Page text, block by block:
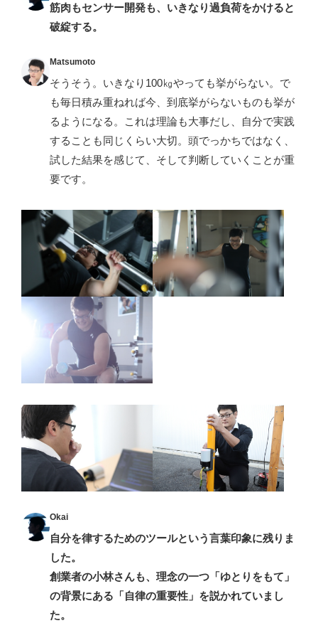
筋肉もセンサー開発も、いきなり過負荷をかけると
破綻する。
Matsumoto
そうそう。いきなり100㎏やっても挙がらない。で
も毎日積み重ねれば今、到底挙がらないものも挙が
るようになる。これは理論も大事だし、自分で実践
することも同じくらい大切。頭でっかちではなく、
試した結果を感じて、そして判断していくことが重
要です。
Okai
自分を律するためのツールという言葉印象に残りま
した。
創業者の小林さんも、理念の一つ「ゆとりをもて」
の背景にある「自律の重要性」を説かれていまし
た。